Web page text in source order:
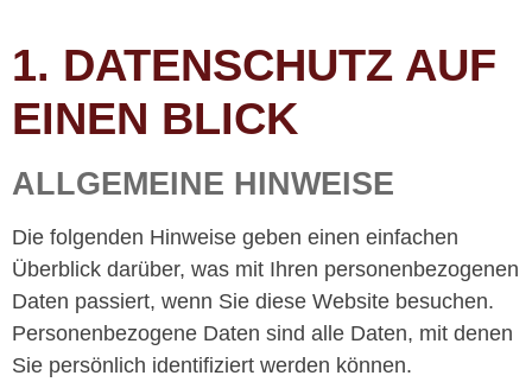
1. DATENSCHUTZ AUF
EINEN BLICK
ALLGEMEINE HINWEISE
Die folgenden Hinweise geben einen einfachen
Überblick darüber, was mit Ihren personenbezogenen
Daten passiert, wenn Sie diese Website besuchen.
Personenbezogene Daten sind alle Daten, mit denen
Sie persönlich identifiziert werden können.